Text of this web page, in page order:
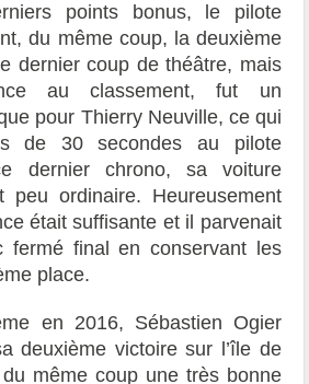
points bonus, le pilote
du même coup, la deuxième
dernier coup de théâtre, mais
au classement, fut un
pour Thierry Neuville, ce qui
de 30 secondes au pilote
dernier chrono, sa voiture
peu ordinaire. Heureusement
était suffisante et il parvenait
fermé final en conservant les
place.
en 2016, Sébastien Ogier
deuxième victoire sur l’île de
même coup une très bonne